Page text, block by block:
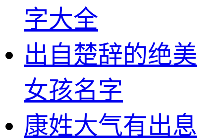
字大全
出自楚辞的绝美
女孩名字
康姓大气有出息